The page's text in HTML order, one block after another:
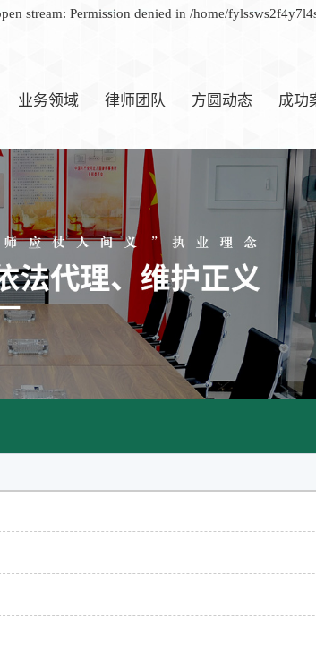
stream: Permission denied in /home/
业务领域
公司治理案件
通民、商事案件
合同纠纷案件
刑事辩护
律师团队
律师团队
方圆动态
方圆快讯
新闻资讯
行业快讯
成功